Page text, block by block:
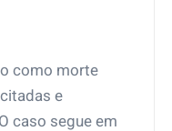
como morte
e
caso segue em